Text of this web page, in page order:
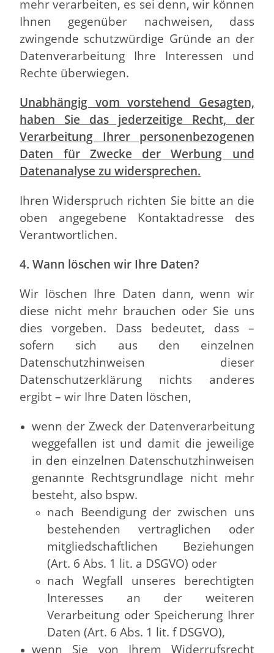
mehr verarbeiten, es sei denn, wir können
Ihnen gegenüber nachweisen, dass
zwingende schutzwürdige Gründe an der
Datenverarbeitung Ihre Interessen und
Rechte überwiegen.
Unabhängig vom vorstehend Gesagten,
haben Sie das jederzeitige Recht, der
Verarbeitung Ihrer personenbezogenen
Daten für Zwecke der Werbung und
Datenanalyse zu widersprechen.
Ihren Widerspruch richten Sie bitte an die
oben angegebene Kontaktadresse des
Verantwortlichen.
4. Wann löschen wir Ihre Daten?
Wir löschen Ihre Daten dann, wenn wir
diese nicht mehr brauchen oder Sie uns
dies vorgeben. Dass bedeutet, dass –
sofern sich aus den einzelnen
Datenschutzhinweisen dieser
Datenschutzerklärung nichts anderes
ergibt – wir Ihre Daten löschen,
wenn der Zweck der Datenverarbeitung
weggefallen ist und damit die jeweilige
in den einzelnen Datenschutzhinweisen
genannte Rechtsgrundlage nicht mehr
besteht, also bspw.
nach Beendigung der zwischen uns
bestehenden vertraglichen oder
mitgliedschaftlichen Beziehungen
(Art. 6 Abs. 1 lit. a DSGVO) oder
nach Wegfall unseres berechtigten
Interesses an der weiteren
Verarbeitung oder Speicherung Ihrer
Daten (Art. 6 Abs. 1 lit. f DSGVO),
wenn Sie von Ihrem Widerrufsrecht